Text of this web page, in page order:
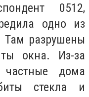
0512,
одно из
Там разрушены
окна. Из-за
дома
стекла и